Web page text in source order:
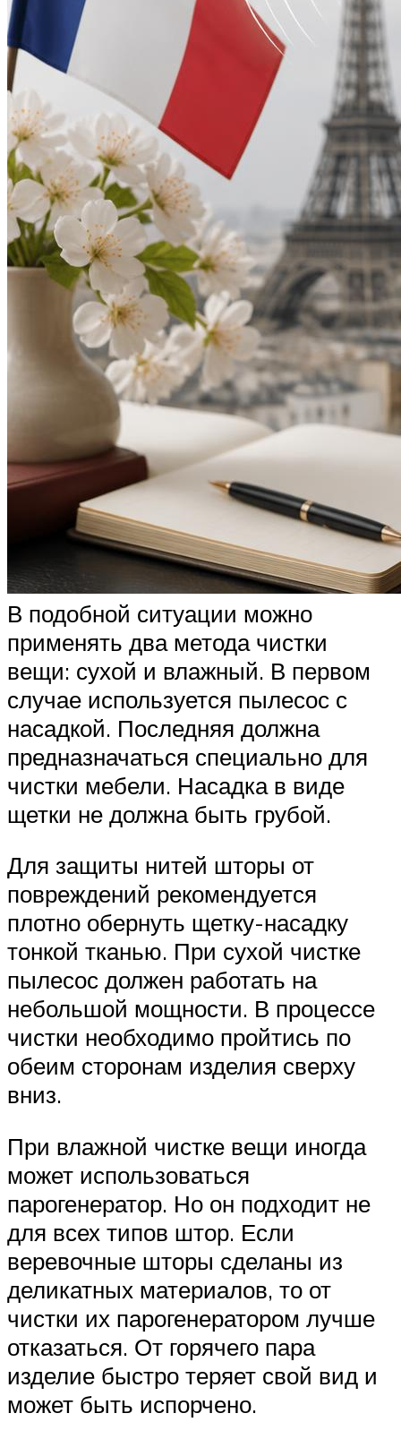
В подобной ситуации можно
применять два метода чистки
вещи: сухой и влажный. В первом
случае используется пылесос с
насадкой. Последняя должна
предназначаться специально для
чистки мебели. Насадка в виде
щетки не должна быть грубой.
Для защиты нитей шторы от
повреждений рекомендуется
плотно обернуть щетку-насадку
тонкой тканью. При сухой чистке
пылесос должен работать на
небольшой мощности. В процессе
чистки необходимо пройтись по
обеим сторонам изделия сверху
вниз.
При влажной чистке вещи иногда
может использоваться
парогенератор. Но он подходит не
для всех типов штор. Если
веревочные шторы сделаны из
деликатных материалов, то от
чистки их парогенератором лучше
отказаться. От горячего пара
изделие быстро теряет свой вид и
может быть испорчено.